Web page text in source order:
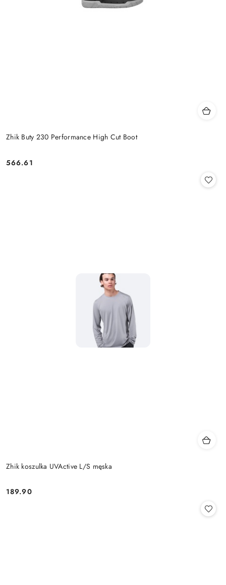
Zhik Buty 230 Performance High Cut Boot
Cena:
566.61
Zhik koszulka UVActive L/S męska
Cena:
189.90